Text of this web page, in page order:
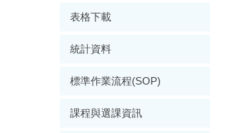
表格下載
統計資料
標準作業流程(SOP)
課程與選課資訊